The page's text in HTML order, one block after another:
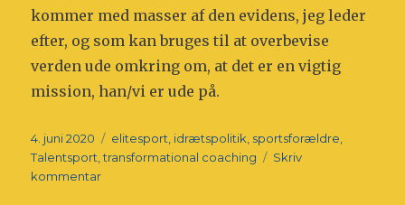
kommer med masser af den evidens, jeg leder
efter, og som kan bruges til at overbevise
verden ude omkring om, at det er en vigtig
mission, han/vi er ude på.
Udgivet
4. juni 2020 Tags
elitesport idrætspolitik sportsforældre
Talentsport ,transformational coaching
Skriv
kommentartil